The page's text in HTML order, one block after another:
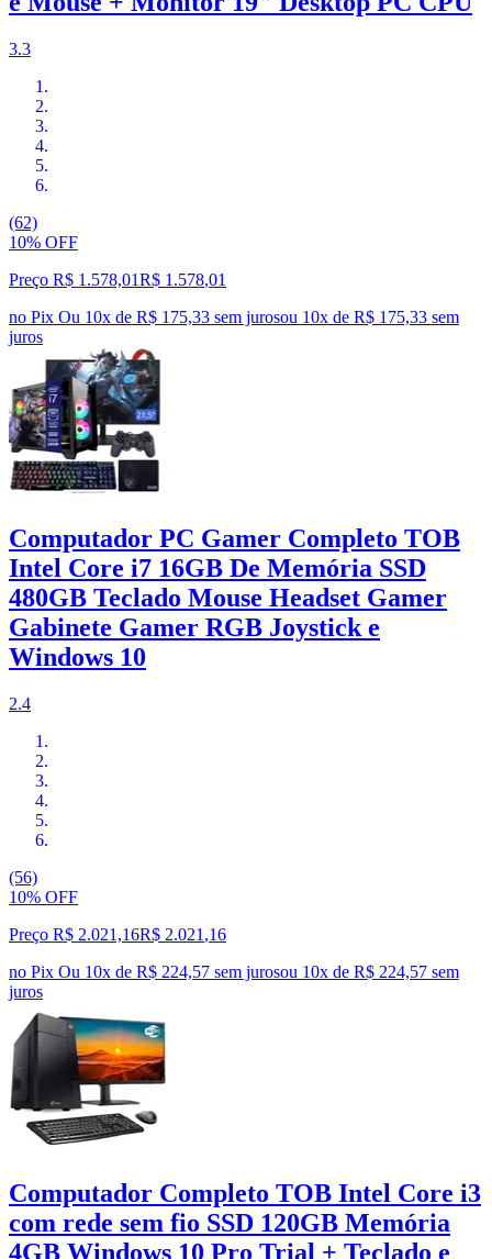
3.3
(62)
10% OFF
Preço R$ 1.578,01R$ 1.578,01
no Pix Ou 10x de R$ 175,33 sem jurosou 10x de R$ 175,33 sem
juros
Computador PC Gamer Completo TOB
Intel Core i7 16GB De Memória SSD
480GB Teclado Mouse Headset Gamer
Gabinete Gamer RGB Joystick e
Windows 10
2.4
(56)
10% OFF
Preço R$ 2.021,16R$ 2.021 ,16
no Pix Ou 10x de R$ 224,57 sem jurosou 10x de R$ 224,57 sem
juros
Computador Completo TOB Intel Core i3
com rede sem fio SSD 120GB Memória
4GB Windows 10 Pro Trial + Teclado e